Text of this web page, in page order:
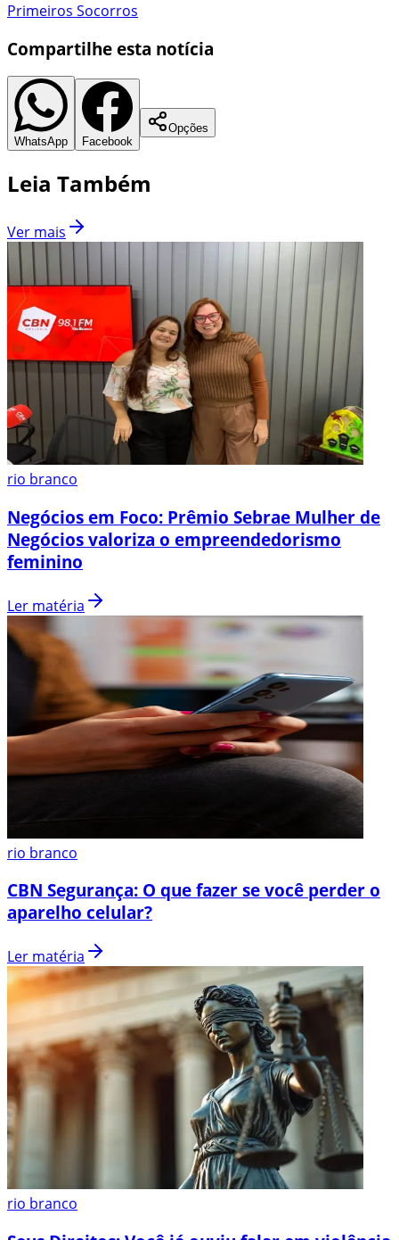
Primeiros Socorros
Compartilhe esta notícia
WhatsApp Facebook
Opções
Leia Também
Ver mais
rio branco
Negócios em Foco: Prêmio Sebrae Mulher de
Negócios valoriza o empreendedorismo
feminino
Ler matéria
rio branco
CBN Segurança: O que fazer se você perder o
aparelho celular?
Ler matéria
rio branco